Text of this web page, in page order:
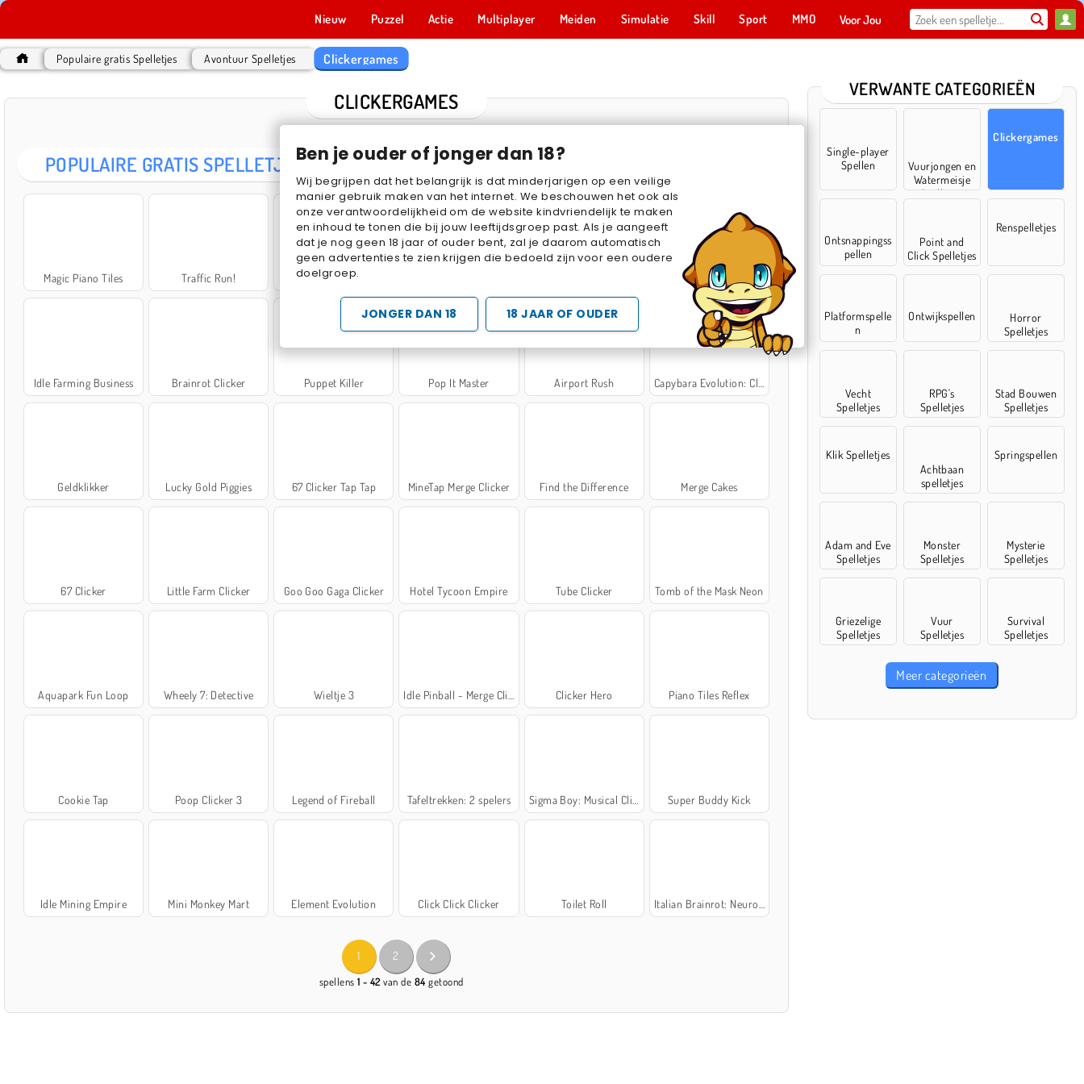
Ben je ouder of jonger dan 18?
Wij begrijpen dat het belangrijk is dat minderjarigen op een veilige
manier gebruik maken van het internet. We beschouwen het ook als
onze verantwoordelijkheid om de website kindvriendelijk te maken
en inhoud te tonen die bij jouw leeftijdsgroep past. Als je aangeeft
dat je nog geen 18 jaar of ouder bent, zal je daarom automatisch
geen advertenties te zien krijgen die bedoeld zijn voor een oudere
doelgroep.
JONGER DAN 18 18 JAAR OF OUDER
Nieuw Puzzel Actie Multiplayer Meiden Simulatie Skill Sport MMO Voor Jou
Populaire gratis Spelletjes Avontuur Spelletjes Clickergames
CLICKERGAMES
POPULAIRE GRATIS SPELLETJES
Magic Piano Tiles Traffic Run! Piano online Race Clicker
Idle Farming Business Brainrot Clicker Puppet Killer Pop It Master Airport Rush Capybara Evolution: Clicker
Geldklikker Lucky Gold Piggies 67 Clicker Tap Tap MineTap Merge Clicker Find the Difference Merge Cakes
67 Clicker Little Farm Clicker Goo Goo Gaga Clicker Hotel Tycoon Empire Tube Clicker Tomb of the Mask Neon
Aquapark Fun Loop Wheely 7: Detective Wieltje 3 Idle Pinball - Merge Clicker Clicker Hero Piano Tiles Reflex
Cookie Tap Poop Clicker 3 Legend of Fireball Tafeltrekken: 2 spelers Sigma Boy: Musical Clicker Super Buddy Kick
Idle Mining Empire Mini Monkey Mart Element Evolution Click Click Clicker Toilet Roll Italian Brainrot: Neuro Beasts
1 2
spellens 1 - 42 van de 84 getoond
VERWANTE CATEGORIEËN
Single-player
Spellen
Vuurjongen en
Watermeisje
Spelletjes
Clickergames
Ontsnappingss
pellen
Point and
Click Spelletjes
Renspelletjes
Platformspelle
n
Ontwijkspellen
Horror
Spelletjes
Vecht
Spelletjes
RPG's
Spelletjes
Stad Bouwen
Spelletjes
Klik Spelletjes
Achtbaan
spelletjes
Springspellen
Adam and Eve
Spelletjes
Monster
Spelletjes
Mysterie
Spelletjes
Griezelige
Spelletjes
Vuur
Spelletjes
Survival
Spelletjes
Meer categorieën